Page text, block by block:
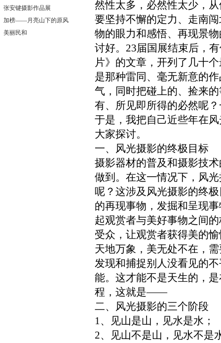
张安键摄影作品展
加榜——月亮山下的原风
美丽民和
然性太多，必然性太少，
要坚持不懈的定力、走南
物的眼力和感悟、再现景
讨好。23届国展结束后，有
片》的文章，开列了几十
是那种雷同、毫无新意的
气，同时把碰上的、捡来
有、所见即所得的必然呢
于是，我把自己近些年在
大家探讨。
一、风光摄影的终极目标
摄影器材的普及和摄影技
做到。在这一情况下，风
呢？这涉及风光摄影的终
的再现事物，发掘和呈现
起观赏者与美好事物之间
受众，让观赏者获得美的
天地万象，美无处不在，
发现和捕捉别人没看见的
能。这才能不是天生的，
程，这就是——
二、风光摄影的三个阶段
1、见山是山，见水是水；
2、见山不是山，见水不是